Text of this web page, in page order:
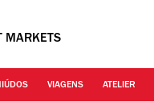
MARKETS
VIAGENS ATELIER